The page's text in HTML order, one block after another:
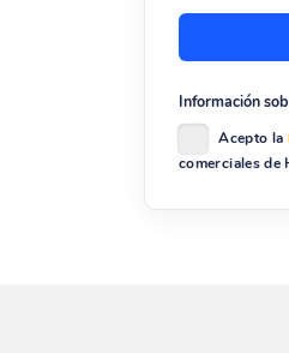
Información
Acepto la
comerciales de